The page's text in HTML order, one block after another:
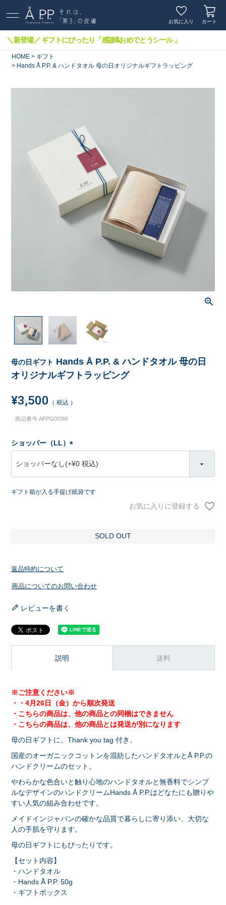
お気に入り カート
＼新登場／ ギフトにぴったり「感謝&おめでとうシール 」
HOME
ギフト
Hands Å P.P. & ハンドタオル 母の日オリジナルギフトラッピング
母の日ギフト Hands Å P.P. & ハンドタオル 母の日
オリジナルギフトラッピング
¥3,500 税込
商品番号 APPG003M
ショッパー（LL）
必
須
)
ギフト箱が入る手提げ紙袋です
お気に入りに登録する
SOLD OUT
返品特約について
商品についてのお問い合わせ
レビューを書く
説明 送料
※ご注意ください※
・・4月26日（金）から順次発送
・こちらの商品は、他の商品との同梱はできません
・こちらの商品は、他の商品とは発送が別になります
母の日ギフトに。Thank you tag 付き。
国産のオーガニックコットンを混紡したハンドタオルとÅ P.P.の
ハンドクリームのセット。
やわらかな色合いと触り心地のハンドタオルと無香料でシンプ
ルなデザインのハンドクリームHands Å P.P.はどなたにも贈りや
すい人気の組み合わせです。
メイドインジャパンの確かな品質で暮らしに寄り添い、大切な
人の手肌を守ります。
母の日ギフトにもぴったりです。
【セット内容】
・ハンドタオル
・Hands Å P.P. 50g
・ギフトボックス